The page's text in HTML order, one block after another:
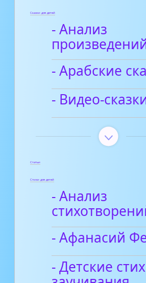
Сказки для детей
- Анализ
- Арабские
- Видео-
Статьи
Стихи для детей
- Анализ
- Афанасий
- Детские